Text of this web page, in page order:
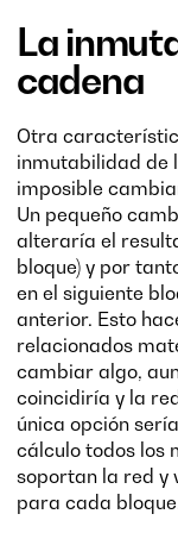
La
cadena
Otra
inmutabilidad de
imposible
Un pequeño
alteraría el
bloque) y por
en el siguiente
anterior. Esto
relacionados
cambiar algo,
coincidiría y la
única opción
cálculo todos los
soportan la red y
para cada